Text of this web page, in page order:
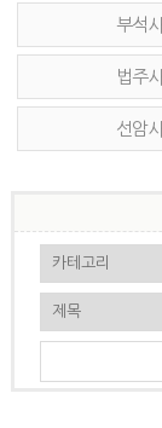
부석
법주
선암